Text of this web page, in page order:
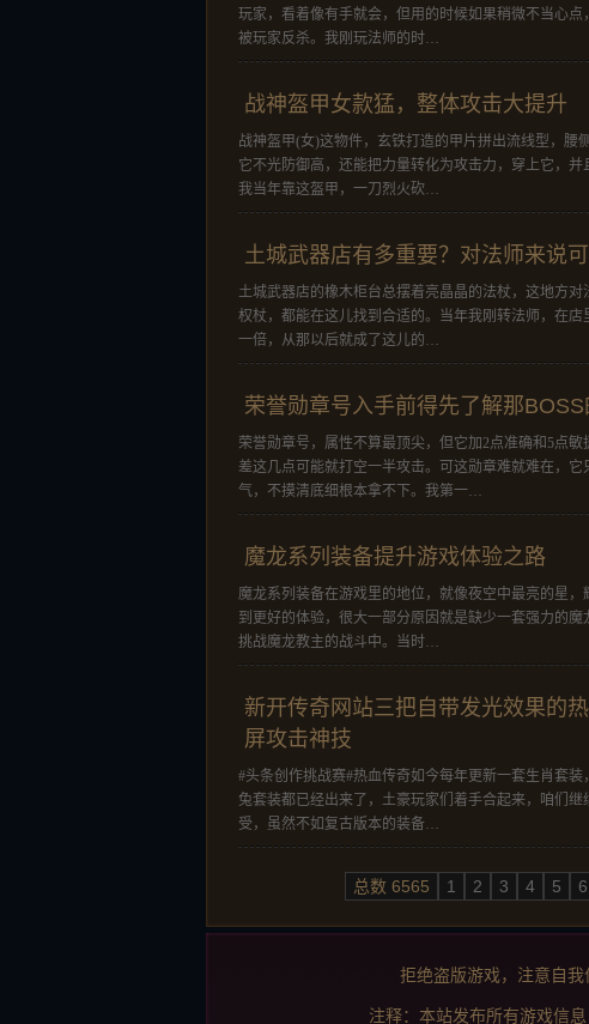
玩家，看着像有手就会，但用的时候如果稍微不当心
被玩家反杀。我刚玩法师的时…
战神盔甲女款猛，整体攻击大提升
战神盔甲(女)这物件，玄铁打造的甲片拼出流线型，腰
它不光防御高，还能把力量转化为攻击力，穿上它，
我当年靠这盔甲，一刀烈火砍…
土城武器店有多重要？对法师来说
土城武器店的橡木柜台总摆着亮晶晶的法杖，这地方
权杖，都能在这儿找到合适的。当年我刚转法师，在
一倍，从那以后就成了这儿的…
荣誉勋章号入手前得先了解那
荣誉勋章号，属性不算最顶尖，但它加2点准确和5点
差这几点可能就打空一半攻击。可这勋章难就难在，
气，不摸清底细根本拿不下。我第一…
魔龙系列装备提升游戏体验之路
魔龙系列装备在游戏里的地位，就像夜空中最亮的星
到更好的体验，很大一部分原因就是缺少一套强力的
挑战魔龙教主的战斗中。当时…
新开传奇网站三把自带发光效果的
屏攻击神技
#头条创作挑战赛#热血传奇如今每年更新一套生肖套
兔套装都已经出来了，土豪玩家们着手合起来，咱们
受，虽然不如复古版本的装备…
总数 6565 1 2 3 4 5 6
拒绝盗版游戏，注意自
注释：本站发布所有游戏信